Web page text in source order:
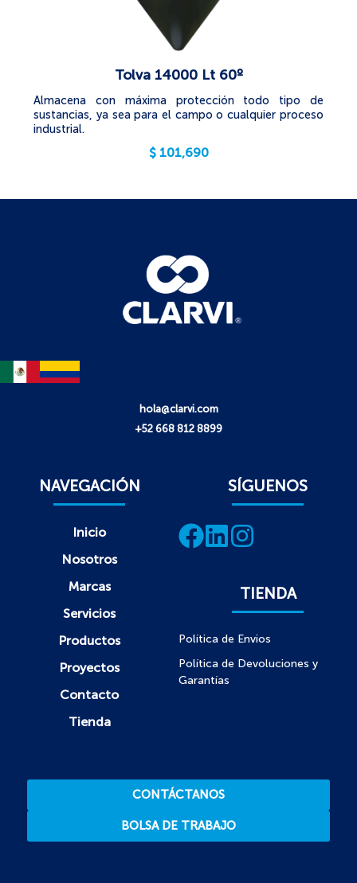
Tolva 14000 Lt 60º
Almacena con máxima protección todo tipo de
sustancias, ya sea para el campo o cualquier proceso
industrial.
$ 101,690
hola@clarvi.com
+52 668 812 8899
NAVEGACIÓN
Inicio
Nosotros
Marcas
Servicios
Productos
Proyectos
Contacto
Tienda
SÍGUENOS
TIENDA
Política de Envios
Política de Devoluciones y
Garantías
CONTÁCTANOS
BOLSA DE TRABAJO